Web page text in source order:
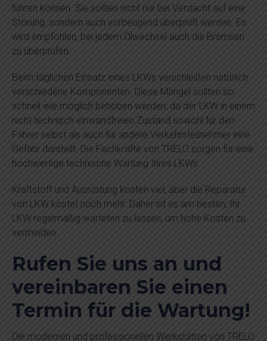
führen können. Sie sollten nicht nur bei Verdacht auf eine
Störung, sondern auch vorbeugend überprüft werden. Es
wird empfohlen, bei jedem Ölwechsel auch die Bremsen
zu überprüfen.
Beim täglichen Einsatz eines LKWs verschleißen natürlich
verschiedene Komponenten. Diese Mängel sollten so
schnell wie möglich behoben werden, da der LKW in einem
nicht technisch einwandfreien Zustand sowohl für den
Fahrer selbst als auch für andere Verkehrsteilnehmer eine
Gefahr darstellt. Die Fachkräfte von TRELO sorgen für eine
hochwertige technische Wartung Ihres LKWs.
Kraftstoff und Ausrüstung kosten viel, aber die Reparatur
von LKW kostet noch mehr. Daher ist es am besten, Ihr
LKW regelmäßig warteten zu lassen, um hohe Kosten zu
vermeiden.
Rufen Sie uns an und
vereinbaren Sie einen
Termin für die Wartung!
Die modernen und professionellen Werkstätten von TRELO